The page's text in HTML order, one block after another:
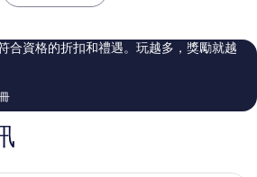
評
論
合資格的折扣和禮遇。玩越多，獎勵就越